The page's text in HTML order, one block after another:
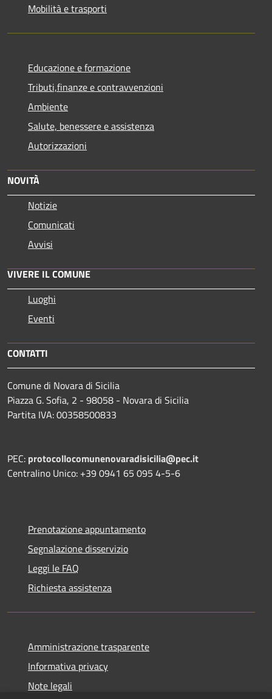
Mobilità e trasporti
Educazione e formazione
Tributi,finanze e contravvenzioni
Ambiente
Salute, benessere e assistenza
Autorizzazioni
NOVITÀ
Notizie
Comunicati
Avvisi
VIVERE IL COMUNE
Luoghi
Eventi
CONTATTI
Comune di Novara di Sicilia
Piazza G. Sofia, 2 - 98058 - Novara di Sicilia
Partita IVA: 00358500833
PEC: protocollocomunenovaradisicilia@pec.it
Centralino Unico: +39 0941 65 095 4-5-6
Prenotazione appuntamento
Segnalazione disservizio
Leggi le FAQ
Richiesta assistenza
Amministrazione trasparente
Informativa privacy
Note legali